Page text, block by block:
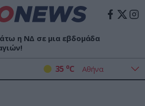
η ΝΔ σε μια εβδομάδα
35 oC